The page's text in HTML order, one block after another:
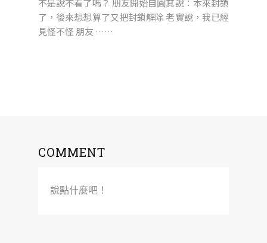
不是說不看了嗎？ 朋友開始自圓其說：本來封鎖
了，後來想想算了又把封鎖解除 老實說，我已經
見怪不怪 朋友 ……
COMMENT
說點什麼吧！